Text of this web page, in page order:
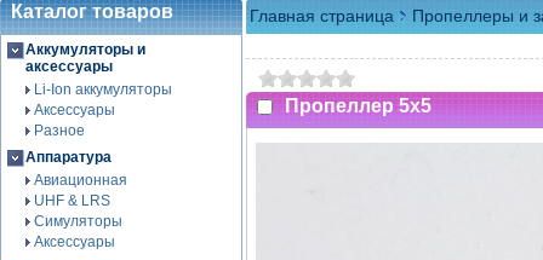
Каталог товаров
Аккумуляторы и
аксессуары
Li-Ion аккумуляторы
Аксессуары
Разное
Аппаратура
Авиационная
UHF & LRS
Симуляторы
Аксессуары
Главная страница Пропеллеры и
Пропеллер 5x5